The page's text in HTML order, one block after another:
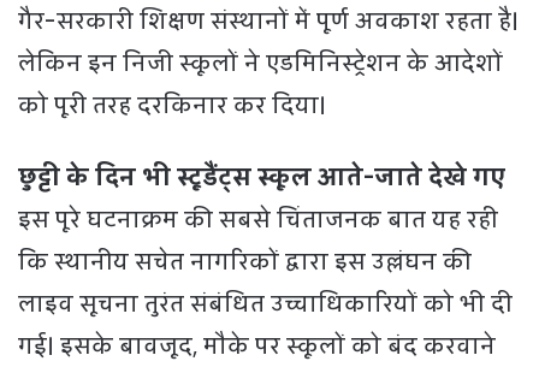
गैर-सरकारी शिक्षण संस्थानों में पूर्ण अवकाश रहता है।
लेकिन इन निजी स्कूलों ने एडमिनिस्ट्रेशन के आदेशों
को पूरी तरह दरकिनार कर दिया।
छुट्टी के दिन भी स्टूडैंट्स स्कूल आते-जाते देखे गए
इस पूरे घटनाक्रम की सबसे चिंताजनक बात यह रही
कि स्थानीय सचेत नागरिकों द्वारा इस उल्लंघन की
लाइव सूचना तुरंत संबंधित उच्चाधिकारियों को भी दी
गई। इसके बावजूद, मौके पर स्कूलों को बंद करवाने